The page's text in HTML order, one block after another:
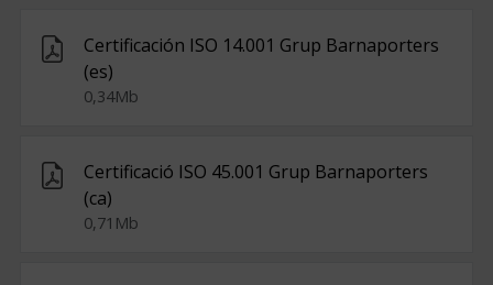
Certificación ISO 14.001 Grup Barnaporters
(es)
0,34Mb
Certificació ISO 45.001 Grup Barnaporters
(ca)
0,71Mb